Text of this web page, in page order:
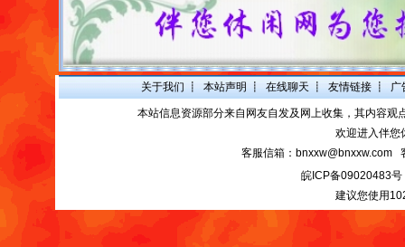
关于我们 ┋ 本站声明 ┋ 在线聊天 ┋ 友情链接 ┋ 广
本站信息资源部分来自网友自发及网上收集，其内容
欢迎进入伴您
客服信箱：bnxxw@bnxxw.com
皖ICP备09020483号
建议您使用